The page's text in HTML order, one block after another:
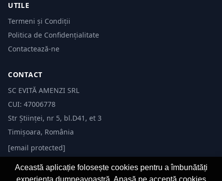
UTILE
Termeni și Condiții
Politica de Confidențialitate
Contactează-ne
CONTACT
SC EVITĂ AMENZI SRL
CUI: 47006778
Str Științei, nr 5, bl.D41, et 3
Timișoara, România
[email protected]
Această aplicație folosește cookies pentru a îmbunătăți
experiența dumneavoastră. Apasă pe acceptă cookies